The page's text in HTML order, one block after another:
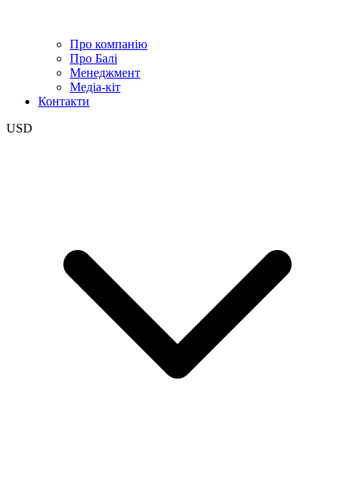
Про компанію
Про Балі
Менеджмент
Медіа-кіт
Контакти
USD